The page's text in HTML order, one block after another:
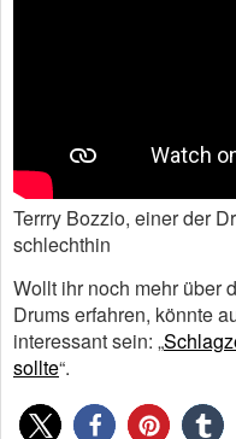
Terrry Bozzio, einer der
schlechthin
Wollt ihr noch mehr über
Drums erfahren, könnte
interessant sein: „
sollte“.